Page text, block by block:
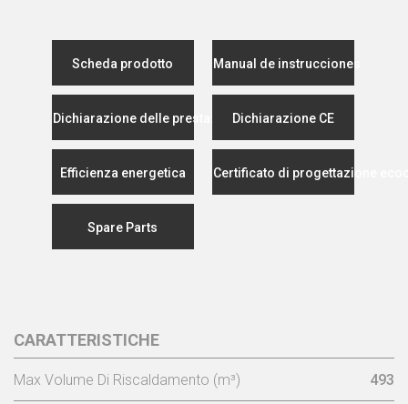
Scheda prodotto Manual de instrucciones
Dichiarazione delle prestazioniDichiarazione CE
Efficienza energetica Certificato di progettazione
Spare Parts
CARATTERISTICHE
Max Volume Di Riscaldamento (m³) 493